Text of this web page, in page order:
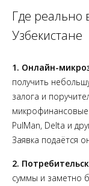
Где реально
Узбекистане
1. Онлайн-
получить
залога и
микрофинансовые
PulMan, Delta и
Заявка подаётся
2.
суммы и заметно